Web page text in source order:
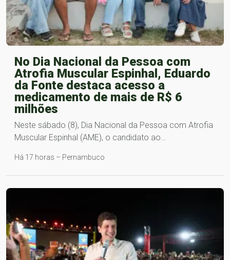
No Dia Nacional da Pessoa com
Atrofia Muscular Espinhal, Eduardo
da Fonte destaca acesso a
medicamento de mais de R$ 6
milhões
Neste sábado (8), Dia Nacional da Pessoa com Atrofia
Muscular Espinhal (AME), o candidato ao…
Há 17 horas – Pernambuco